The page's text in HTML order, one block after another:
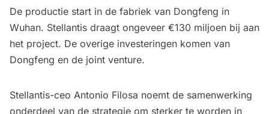
De productie start in de fabriek van Dongfeng in
Wuhan. Stellantis draagt ongeveer €130 miljoen bij aan
het project. De overige investeringen komen van
Dongfeng en de joint venture.
Stellantis-ceo Antonio Filosa noemt de samenwerking
onderdeel van de strategie om sterker te worden in